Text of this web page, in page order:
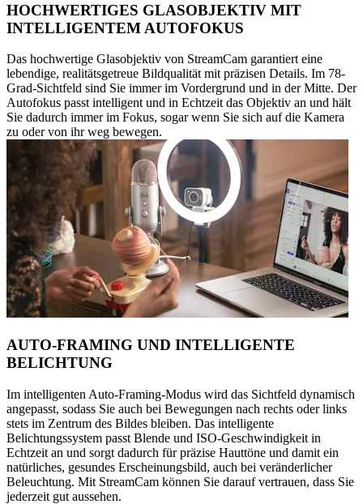
HOCHWERTIGES GLASOBJEKTIV MIT
INTELLIGENTEM AUTOFOKUS
Das hochwertige Glasobjektiv von StreamCam garantiert eine
lebendige, realitätsgetreue Bildqualität mit präzisen Details. Im 78-
Grad-Sichtfeld sind Sie immer im Vordergrund und in der Mitte. Der
Autofokus passt intelligent und in Echtzeit das Objektiv an und hält
Sie dadurch immer im Fokus, sogar wenn Sie sich auf die Kamera
zu oder von ihr weg bewegen.
AUTO-FRAMING UND INTELLIGENTE
BELICHTUNG
Im intelligenten Auto-Framing-Modus wird das Sichtfeld dynamisch
angepasst, sodass Sie auch bei Bewegungen nach rechts oder links
stets im Zentrum des Bildes bleiben. Das intelligente
Belichtungssystem passt Blende und ISO-Geschwindigkeit in
Echtzeit an und sorgt dadurch für präzise Hauttöne und damit ein
natürliches, gesundes Erscheinungsbild, auch bei veränderlicher
Beleuchtung. Mit StreamCam können Sie darauf vertrauen, dass Sie
jederzeit gut aussehen.